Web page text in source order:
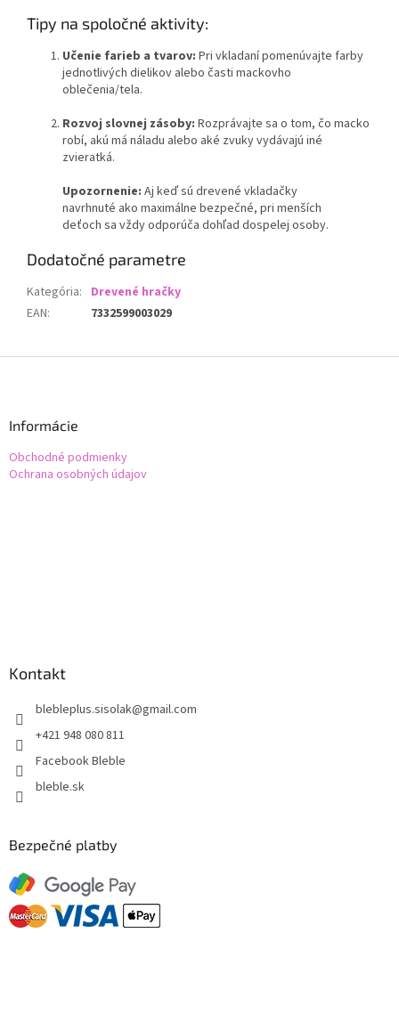
Tipy na spoločné aktivity:
Učenie farieb a tvarov: Pri vkladaní pomenúvajte farby
jednotlivých dielikov alebo časti mackovho
oblečenia/tela.
Rozvoj slovnej zásoby: Rozprávajte sa o tom, čo macko
robí, akú má náladu alebo aké zvuky vydávajú iné
zvieratká.
Upozornenie: Aj keď sú drevené vkladačky
navrhnuté ako maximálne bezpečné, pri menších
deťoch sa vždy odporúča dohľad dospelej osoby.
Dodatočné parametre
Kategória: Drevené hračky
EAN: 7332599003029
Informácie
Obchodné podmienky
Ochrana osobných údajov
Kontakt
blebleplus.sisolak@gmail.com
+421 948 080 811
Facebook Bleble
bleble.sk
Bezpečné platby